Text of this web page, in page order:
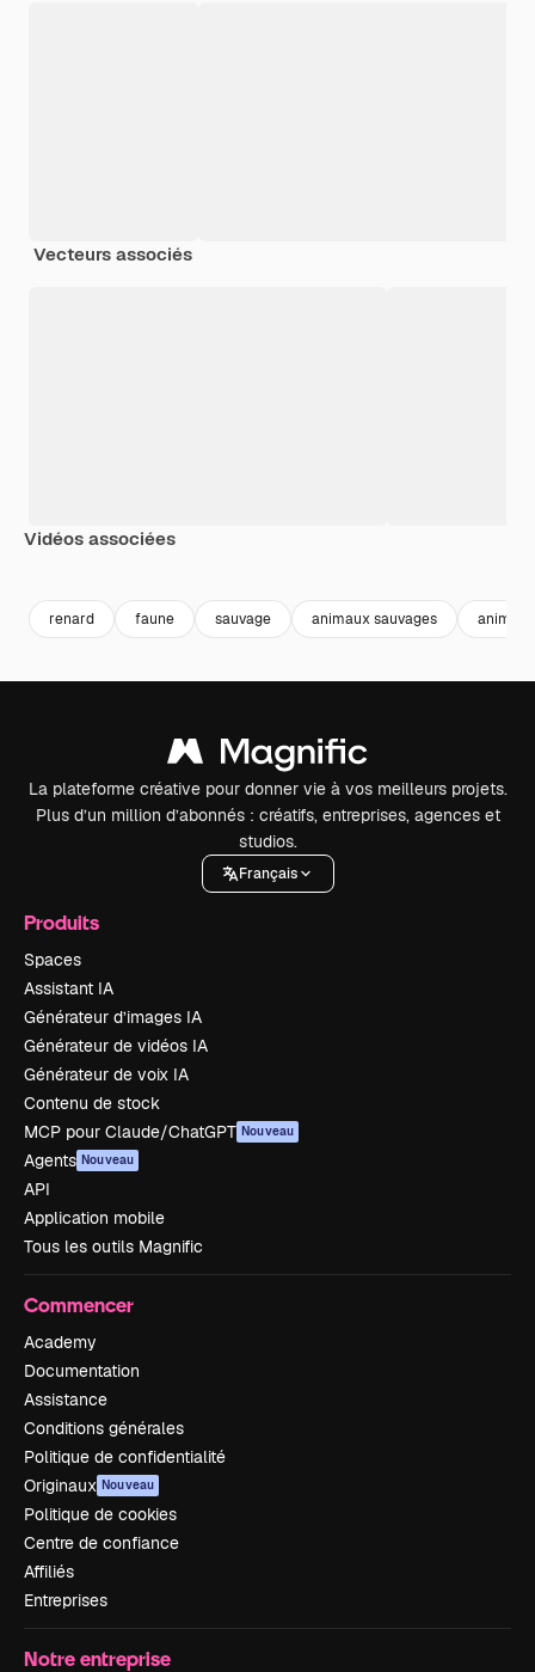
Vecteurs associés
Vidéos associées
renard faune sauvage animaux sauvages animaux
La plateforme créative pour donner vie à vos meilleurs projets.
Plus d’un million d’abonnés : créatifs, entreprises, agences et
studios.
Français
Produits
Spaces
Assistant IA
Générateur d’images IA
Générateur de vidéos IA
Générateur de voix IA
Contenu de stock
MCP pour Claude/ChatGPT Nouveau
Agents Nouveau
API
Application mobile
Tous les outils Magnific
Commencer
Academy
Documentation
Assistance
Conditions générales
Politique de confidentialité
Originaux Nouveau
Politique de cookies
Centre de confiance
Affiliés
Entreprises
Notre entreprise